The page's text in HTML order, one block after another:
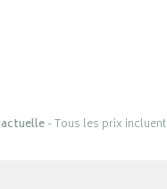
- Tous les prix incluent